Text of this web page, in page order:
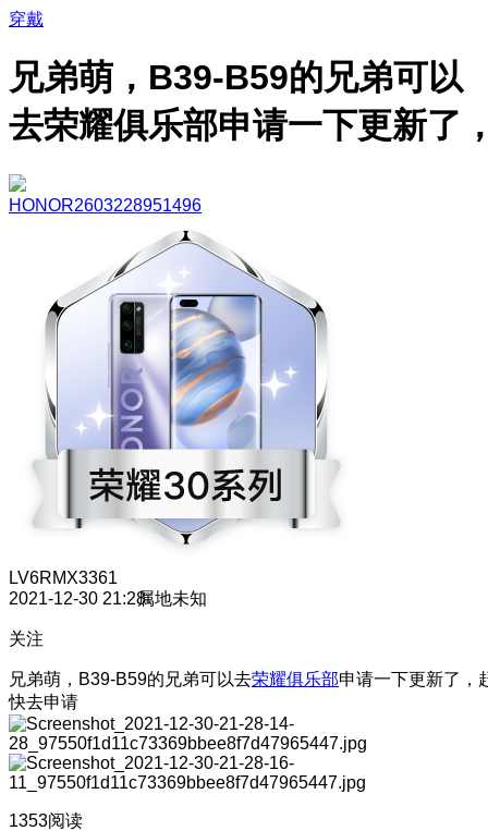
穿戴
兄弟萌，B39-B59的兄弟可以
去荣耀俱乐部申请一下更新了
HONOR2603228951496
LV6RMX3361
2021-12-30 21:28属地未知
关注
兄弟萌，B39-B59的兄弟可以去荣耀俱乐部申请一下更新了，
快去申请
1353阅读